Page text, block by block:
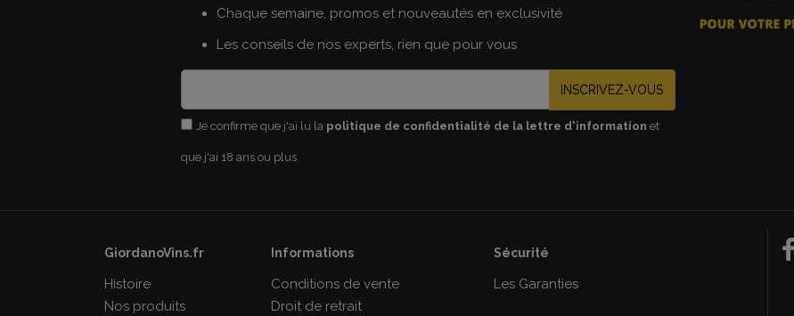
Chaque semaine, promos et nouveautés en exclusivité
Les conseils de nos experts, rien que pour vous
INSCRIVEZ-VOUS
Je confirme que j'ai lu la politique de confidentialité de la lettre d'information et
que j'ai 18 ans ou plus
GiordanoVins.fr
Histoire
Nos produits
Informations
Conditions de vente
Droit de retrait
Sécurité
Les Garanties